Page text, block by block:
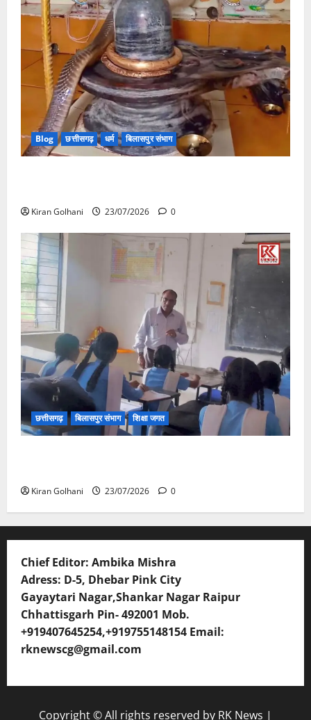
Blog छत्तीसगढ़ धर्म बिलासपुर संभाग
Kiran Golhani 23/07/2026 0
छत्तीसगढ़ बिलासपुर संभाग शिक्षा जगत
Kiran Golhani 23/07/2026 0
Chief Editor: Ambika Mishra
Adress: D-5, Dhebar Pink City
Gayaytari Nagar,Shankar Nagar Raipur
Chhattisgarh Pin- 492001 Mob.
+919407645254,+919755148154 Email:
rknewscg@gmail.com
Copyright © All rights reserved by RK News |